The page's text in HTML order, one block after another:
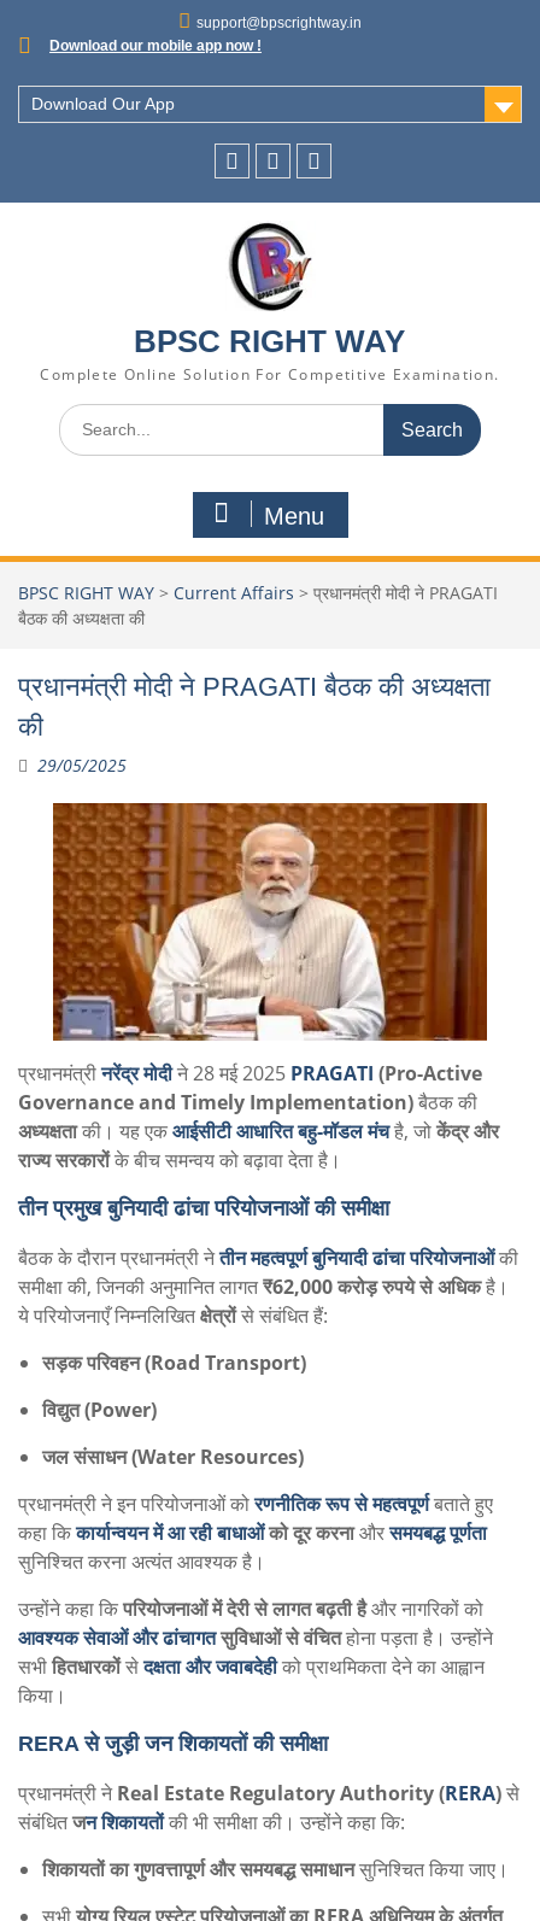
support@bpscrightway.in
Download our mobile app now !
Download Our App
BPSC RIGHT WAY
Complete Online Solution For Competitive Examination.
Menu
BPSC RIGHT WAY > Current Affairs > प्रधानमंत्री मोदी ने PRAGATI
बैठक की अध्यक्षता की
प्रधानमंत्री मोदी ने PRAGATI बैठक की अध्यक्षता
की
29/05/2025
प्रधानमंत्रीनरेंद्र मोदीने 28 मई 2025 PRAGATI (Pro-Active
Governance and Timely Implementation)बैठक की
अध्यक्षताकी। यह एकआईसीटी आधारित बहु-मॉडल मंचहै, जोकेंद्र और
राज्य सरकारोंके बीच समन्वय को बढ़ावा देता है।
तीन प्रमुख बुनियादी ढांचा परियोजनाओं की समीक्षा
बैठक के दौरान प्रधानमंत्री नेतीन महत्वपूर्ण बुनियादी ढांचा परियोजनाओंकी
समीक्षा की, जिनकी अनुमानित लागत₹62,000 करोड़ रुपये से अधिकहै।
ये परियोजनाएँ निम्नलिखितक्षेत्रोंसे संबंधित हैं:
सड़क परिवहन (Road Transport)
विद्युत (Power)
जल संसाधन (Water Resources)
प्रधानमंत्री ने इन परियोजनाओं कोरणनीतिक रूप से महत्वपूर्णबताते हुए
कहा किकार्यान्वयन में आ रही बाधाओंको दूर करनाऔरसमयबद्ध पूर्णता
सुनिश्चित करना अत्यंत आवश्यक है।
उन्होंने कहा किपरियोजनाओं में देरी से लागत बढ़ती हैऔर नागरिकों को
आवश्यक सेवाओं और ढांचागतसुविधाओं से वंचितहोना पड़ता है। उन्होंने
सभीहितधारकोंसेदक्षता और जवाबदेहीको प्राथमिकता देने का आह्वान
किया।
RERA से जुड़ी जन शिकायतों की समीक्षा
प्रधानमंत्री नेReal Estate Regulatory Authority (RERA)से
संबंधितजन शिकायतोंकी भी समीक्षा की। उन्होंने कहा कि:
शिकायतों का गुणवत्तापूर्ण और समयबद्ध समाधानसुनिश्चित किया जाए।